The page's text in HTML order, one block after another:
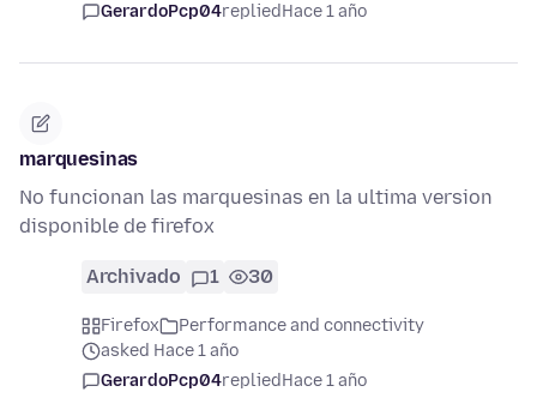
GerardoPcp04repliedHace 1 año
marquesinas
No funcionan las marquesinas en la ultima version
disponible de firefox
Archivado 1 30
Firefox
Performance and connectivity
asked Hace 1 año
GerardoPcp04repliedHace 1 año